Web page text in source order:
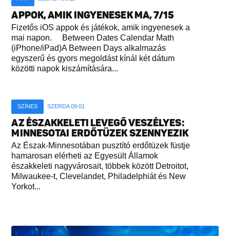
APPOK, AMIK INGYENESEK MA, 7/15
Fizetős iOS appok és játékok, amik ingyenesek a
mai napon. Between Dates Calendar Math
(iPhone/iPad)A Between Days alkalmazás
egyszerű és gyors megoldást kínál két dátum
közötti napok kiszámítására...
SZÍNES SZERDA 09:01
AZ ÉSZAKKELETI LEVEGŐ VESZÉLYES:
MINNESOTAI ERDŐTÜZEK SZENNYEZIK
Az Észak-Minnesotában pusztító erdőtüzek füstje
hamarosan elérheti az Egyesült Államok
északkeleti nagyvárosait, többek között Detroitot,
Milwaukee-t, Clevelandet, Philadelphiát és New
Yorkot...